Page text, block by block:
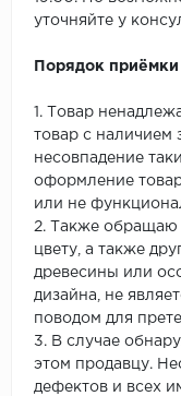
уточняйте у
Порядок приёмки
1. Товар
товар с наличием
несовпадение
оформление
или не
2. Также обращаю
цвету, а также
древесины или
дизайна, не
поводом для
3. В случае
этом продавцу.
дефектов и всех